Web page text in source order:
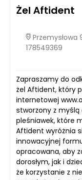
Żel Aftident
Przemysłowa
178549369
Zapraszamy do
żel Aftident, który
internetowej
stworzony z
pleśniawek, które
Aftident wyróżnia
innowacyjnej
opracowana, aby
dorosłym, jak i
że korzystanie z